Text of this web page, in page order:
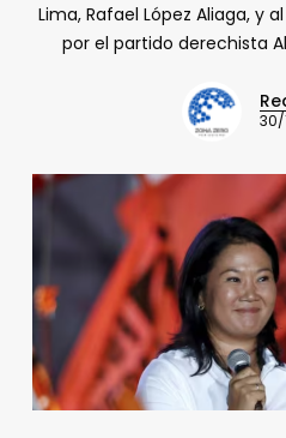
Lima, Rafael López Aliaga, y
por el partido derechista
30/